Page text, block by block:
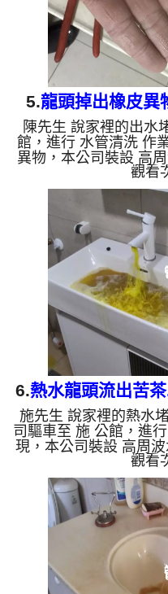
5.龍頭掉出橡皮異
陳先生 說家裡的出水
館，進行 水管清洗 作
異物，本公司裝設 高
至水管，等了約15分
波 模式，一開始就流
個多小時後，出水量
老化，會產生鐵鏽跟泥
啡色，地下水含有氧化
洗出來的水會跟石油一
因為裡面有銅的物質
水，是因
觀看
6.熱水龍頭流出苦
施先生 說家裡的熱水
司驅車至 施 公館，進
現，本公司裝設 高周
水管，等了約15分，
波 模式，一開始就流
最後變成了苦茶，兩
了。 如是自來水，如
堆積，洗出來的水就
錳，管壁上會結成黑色
樣黑，有些洗出綠色的
生鏽產生
觀看